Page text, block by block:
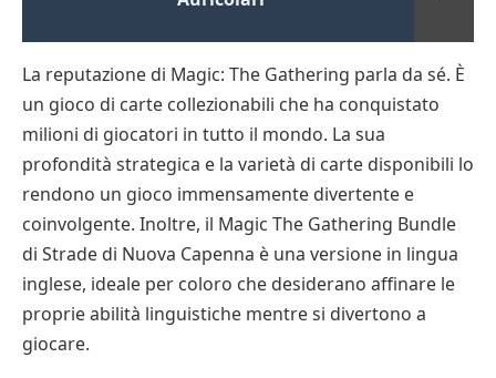
La reputazione di Magic: The Gathering parla da sé. È
un gioco di carte collezionabili che ha conquistato
milioni di giocatori in tutto il mondo. La sua
profondità strategica e la varietà di carte disponibili lo
rendono un gioco immensamente divertente e
coinvolgente. Inoltre, il Magic The Gathering Bundle
di Strade di Nuova Capenna è una versione in lingua
inglese, ideale per coloro che desiderano affinare le
proprie abilità linguistiche mentre si divertono a
giocare.